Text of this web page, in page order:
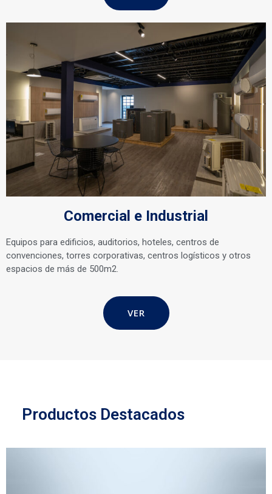
Comercial e Industrial
Equipos para edificios, auditorios, hoteles, centros de
convenciones, torres corporativas, centros logísticos y otros
espacios de más de 500m2.
VER
Productos Destacados